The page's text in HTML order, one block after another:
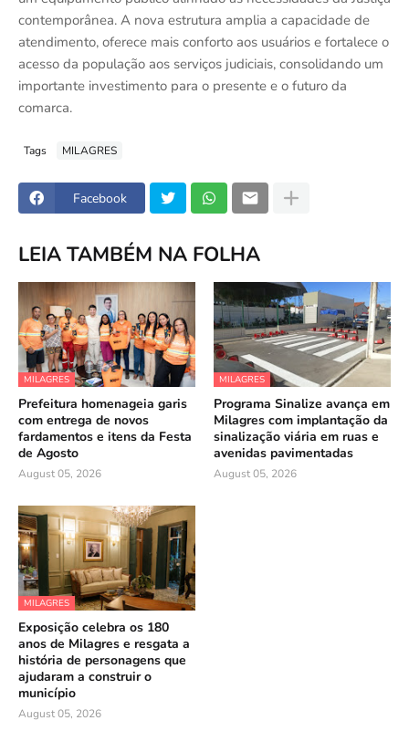
contemporânea. A nova estrutura amplia a capacidade de
atendimento, oferece mais conforto aos usuários e fortalece o
acesso da população aos serviços judiciais, consolidando um
importante investimento para o presente e o futuro da
comarca.
Tags MILAGRES
Facebook
LEIA TAMBÉM NA FOLHA
MILAGRES
Prefeitura homenageia garis
com entrega de novos
fardamentos e itens da Festa
de Agosto
August 05, 2026
MILAGRES
Programa Sinalize avança em
Milagres com implantação da
sinalização viária em ruas e
avenidas pavimentadas
August 05, 2026
MILAGRES
Exposição celebra os 180
anos de Milagres e resgata a
história de personagens que
ajudaram a construir o
município
August 05, 2026